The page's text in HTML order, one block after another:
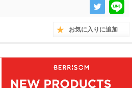
お気に入りに追加